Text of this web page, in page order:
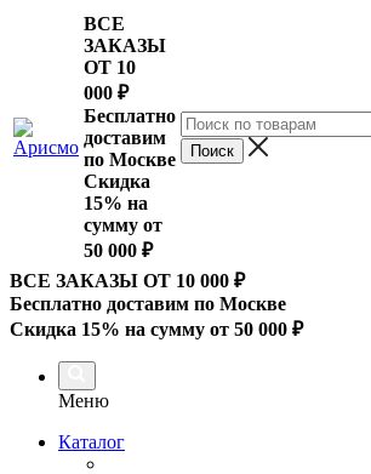
ВСЕ
ЗАКАЗЫ
ОТ 10
000 ₽
Бесплатно
доставим
по Москве
Скидка
15% на
сумму от
50 000 ₽
ВСЕ ЗАКАЗЫ ОТ 10 000 ₽
Бесплатно доставим по Москве
Скидка 15% на сумму от 50 000 ₽
Меню
Каталог